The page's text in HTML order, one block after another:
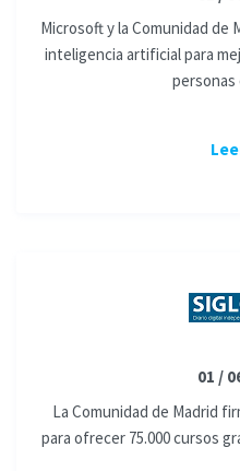
Microsoft y la Comunidad de
inteligencia artificial para
personas
01 /
La Comunidad de Madrid
para ofrecer 75.000 cursos